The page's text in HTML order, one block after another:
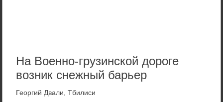
На Военно-грузинской дороге
возник снежный барьер
Георгий Двали, Тбилиси